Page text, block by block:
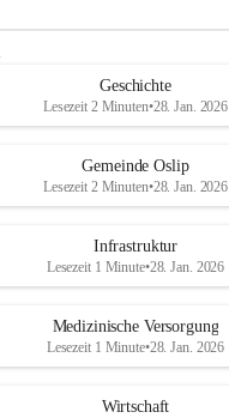
Geschichte
Lesezeit 2 Minuten•28. Jan. 2026
Gemeinde Oslip
Lesezeit 2 Minuten•28. Jan. 2026
Infrastruktur
Lesezeit 1 Minute•28. Jan. 2026
Medizinische Versorgung
Lesezeit 1 Minute•28. Jan. 2026
Wirtschaft